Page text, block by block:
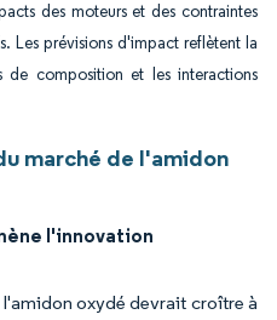
des moteurs et des contraintes
Les prévisions d'impact reflètent la
de composition et les interactions
marché de l'amidon
l'innovation
l'amidon oxydé devrait croître à